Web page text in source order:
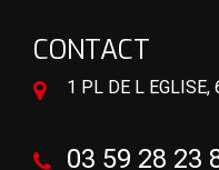
CONTACT
1 PL DE L
03 59 28 23